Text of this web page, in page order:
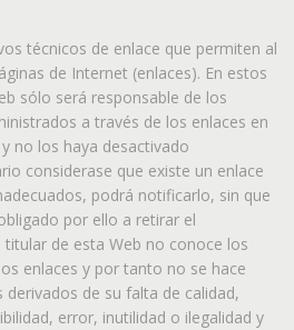
técnicos de enlace que permiten al
de Internet (enlaces). En estos
sólo será responsable de los
a través de los enlaces en
no los haya desactivado
considerase que existe un enlace
podrá notificarlo, sin que
por ello a retirar el
titular de esta Web no conoce los
enlaces y por tanto no se hace
de su falta de calidad,
error, inutilidad o ilegalidad y